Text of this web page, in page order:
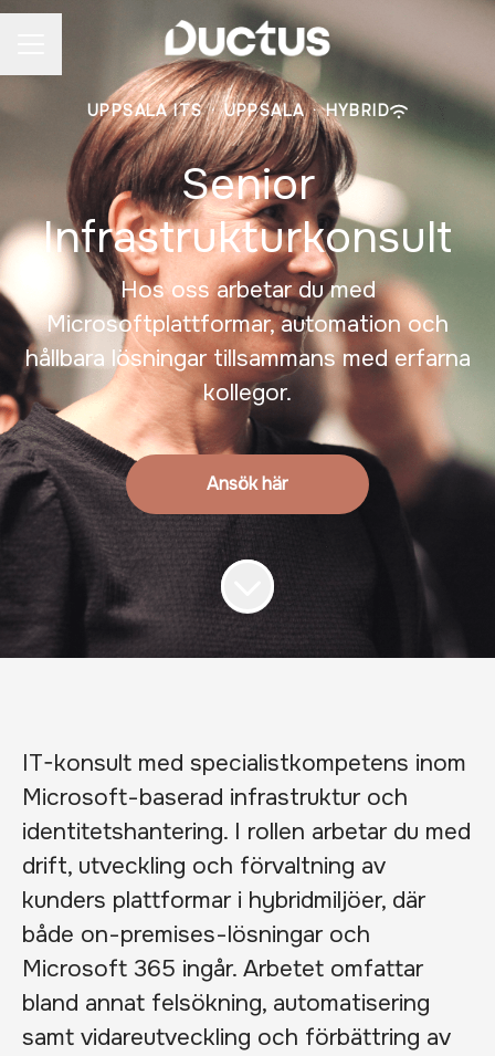
UPPSALA ITS · UPPSALA · HYBRID
Senior
Infrastrukturkonsult
Hos oss arbetar du med
Microsoftplattformar, automation och
hållbara lösningar tillsammans med erfarna
kollegor.
Ansök här
IT-konsult med specialistkompetens inom
Microsoft-baserad infrastruktur och
identitetshantering. I rollen arbetar du med
drift, utveckling och förvaltning av
kunders plattformar i hybridmiljöer, där
både on-premises-lösningar och
Microsoft 365 ingår. Arbetet omfattar
bland annat felsökning, automatisering
samt vidareutveckling och förbättring av